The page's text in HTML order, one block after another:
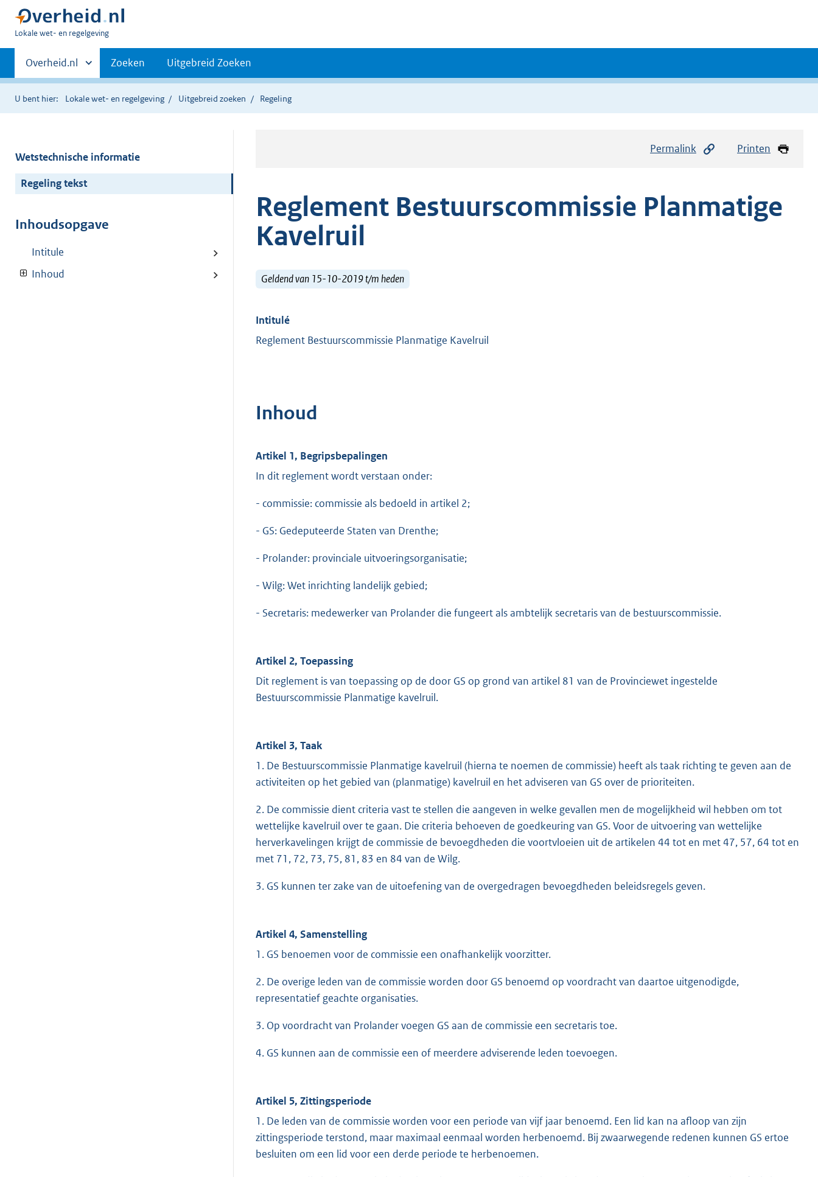
U
hier:
Lokale wet- en regelgeving
Primaire
navigatie
Andere
sites
binnen
Overheid.nl Zoeken Uitgebreid Zoeken
U bent hier: Lokale wet- en regelgeving Uitgebreid zoeken Regeling
Wetstechnische informatie
Regeling tekst
Inhoudsopgave
Intitule
Inhoud
Permalink Printen
Reglement Bestuurscommissie Planmatige
Kavelruil
Geldend van 15-10-2019 t/m heden
Intitulé
Reglement Bestuurscommissie Planmatige Kavelruil
Inhoud
Artikel 1, Begripsbepalingen
In dit reglement wordt verstaan onder:
- commissie: commissie als bedoeld in artikel 2;
- GS: Gedeputeerde Staten van Drenthe;
- Prolander: provinciale uitvoeringsorganisatie;
- Wilg: Wet inrichting landelijk gebied;
- Secretaris: medewerker van Prolander die fungeert als ambtelijk secretaris van de bestuurscommissie.
Artikel 2, Toepassing
Dit reglement is van toepassing op de door GS op grond van artikel 81 van de Provinciewet ingestelde
Bestuurscommissie Planmatige kavelruil.
Artikel 3, Taak
1. De Bestuurscommissie Planmatige kavelruil (hierna te noemen de commissie) heeft als taak richting te geven aan de
activiteiten op het gebied van (planmatige) kavelruil en het adviseren van GS over de prioriteiten.
2. De commissie dient criteria vast te stellen die aangeven in welke gevallen men de mogelijkheid wil hebben om tot
wettelijke kavelruil over te gaan. Die criteria behoeven de goedkeuring van GS. Voor de uitvoering van wettelijke
herverkavelingen krijgt de commissie de bevoegdheden die voortvloeien uit de artikelen 44 tot en met 47, 57, 64 tot en
met 71, 72, 73, 75, 81, 83 en 84 van de Wilg.
3. GS kunnen ter zake van de uitoefening van de overgedragen bevoegdheden beleidsregels geven.
Artikel 4, Samenstelling
1. GS benoemen voor de commissie een onafhankelijk voorzitter.
2. De overige leden van de commissie worden door GS benoemd op voordracht van daartoe uitgenodigde,
representatief geachte organisaties.
3. Op voordracht van Prolander voegen GS aan de commissie een secretaris toe.
4. GS kunnen aan de commissie een of meerdere adviserende leden toevoegen.
Artikel 5, Zittingsperiode
1. De leden van de commissie worden voor een periode van vijf jaar benoemd. Een lid kan na afloop van zijn
zittingsperiode terstond, maar maximaal eenmaal worden herbenoemd. Bij zwaarwegende redenen kunnen GS ertoe
besluiten om een lid voor een derde periode te herbenoemen.